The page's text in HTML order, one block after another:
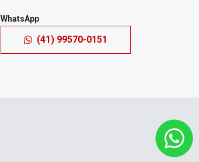
WhatsApp
(41) 99570-0151